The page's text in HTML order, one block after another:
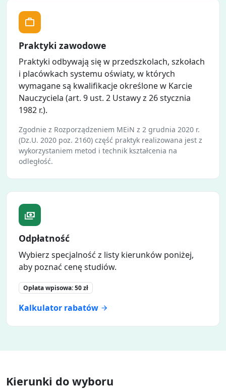
Praktyki zawodowe
Praktyki odbywają się w przedszkolach, szkołach
i placówkach systemu oświaty, w których
wymagane są kwalifikacje określone w Karcie
Nauczyciela (art. 9 ust. 2 Ustawy z 26 stycznia
1982 r.).
Zgodnie z Rozporządzeniem MEiN z 2 grudnia 2020 r.
(Dz.U. 2020 poz. 2160) część praktyk realizowana jest z
wykorzystaniem metod i technik kształcenia na
odległość.
Odpłatność
Wybierz specjalność z listy kierunków poniżej,
aby poznać cenę studiów.
Opłata wpisowa:50 zł
Kalkulator rabatów
Kierunki do wyboru